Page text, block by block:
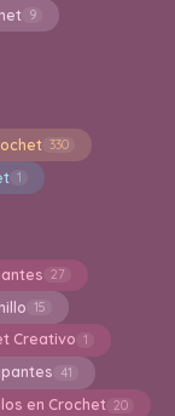
9
330
1
27
15
Creativo 1
41
en Crochet 20